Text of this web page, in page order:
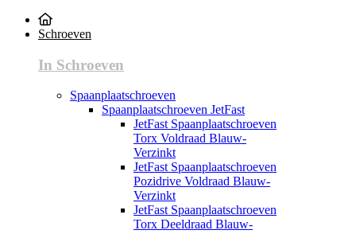
Schroeven
In Schroeven
Spaanplaatschroeven
Spaanplaatschroeven JetFast
JetFast Spaanplaatschroeven
Torx Voldraad Blauw-
Verzinkt
JetFast Spaanplaatschroeven
Pozidrive Voldraad Blauw-
Verzinkt
JetFast Spaanplaatschroeven
Torx Deeldraad Blauw-